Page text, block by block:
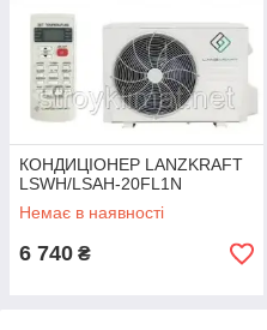
КОНДИЦІОНЕР LANZKRAFT
LSWH/LSAH-20FL1N
Немає в наявності
6 740 ₴